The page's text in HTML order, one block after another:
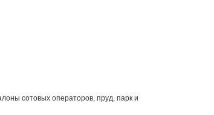
сотовых операторов, пруд, парк и